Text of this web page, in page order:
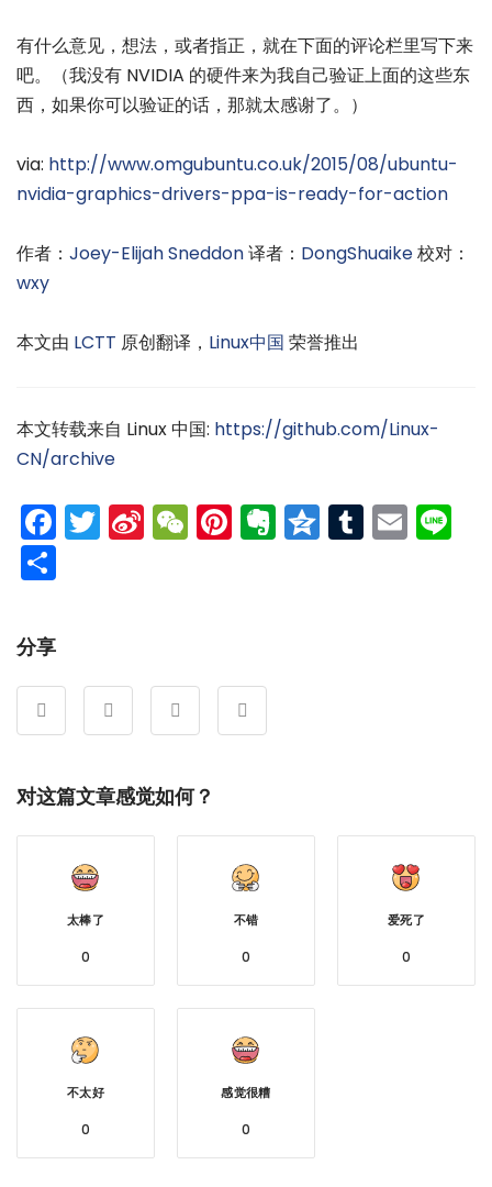
有什么意见，想法，或者指正，就在下面的评论栏里写下来
吧。（我没有 NVIDIA 的硬件来为我自己验证上面的这些东
西，如果你可以验证的话，那就太感谢了。）
via: http://www.omgubuntu.co.uk/2015/08/ubuntu-
nvidia-graphics-drivers-ppa-is-ready-for-action
作者： Joey-Elijah Sneddon译者： DongShuaike校对：
wxy
本文由 LCTT 原创翻译， Linux中国 荣誉推出
本文转载来自 Linux 中国: https://github.com/Linux-
CN/archive
Facebook
Twitter
Sina
Weibo
WeChat
Pinterest
Evernote
Qzone
Tumblr
分享
对这篇文章感觉如何？
太棒了
0
不错
0
爱死了
0
不太好
0
感觉很糟
0